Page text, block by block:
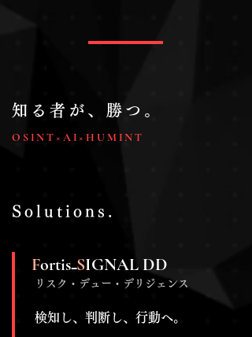
知る者が、勝つ。
OSINT×AI×HUMINT
Solutions.
Fortis₋SIGNAL DD
​ リスク・デュー・デリジェンス
検知し、判断し、行動へ。